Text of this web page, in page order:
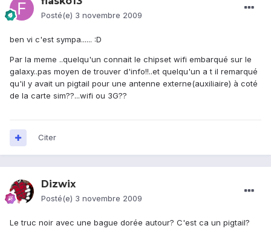
Posté(e) 3 novembre 2009
ben vi c'est sympa...... :D
Par la meme ..quelqu'un connait le chipset wifi embarqué sur le
galaxy..pas moyen de trouver d'info!!..et quelqu'un a t il remarqué
qu'il y avait un pigtail pour une antenne externe(auxiliaire) à coté
de la carte sim??...wifi ou 3G??
Citer
Dizwix
Posté(e) 3 novembre 2009
Le truc noir avec une bague dorée autour? C'est ca un pigtail?